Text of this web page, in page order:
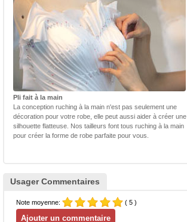
Pli fait à la main
La conception ruching à la main n'est pas seulement une
décoration pour votre robe, elle peut aussi aider à créer une
silhouette flatteuse. Nos tailleurs font tous ruching à la main
pour créer la forme de robe parfaite pour vous.
Usager Commentaires
Note moyenne: ( 5 )